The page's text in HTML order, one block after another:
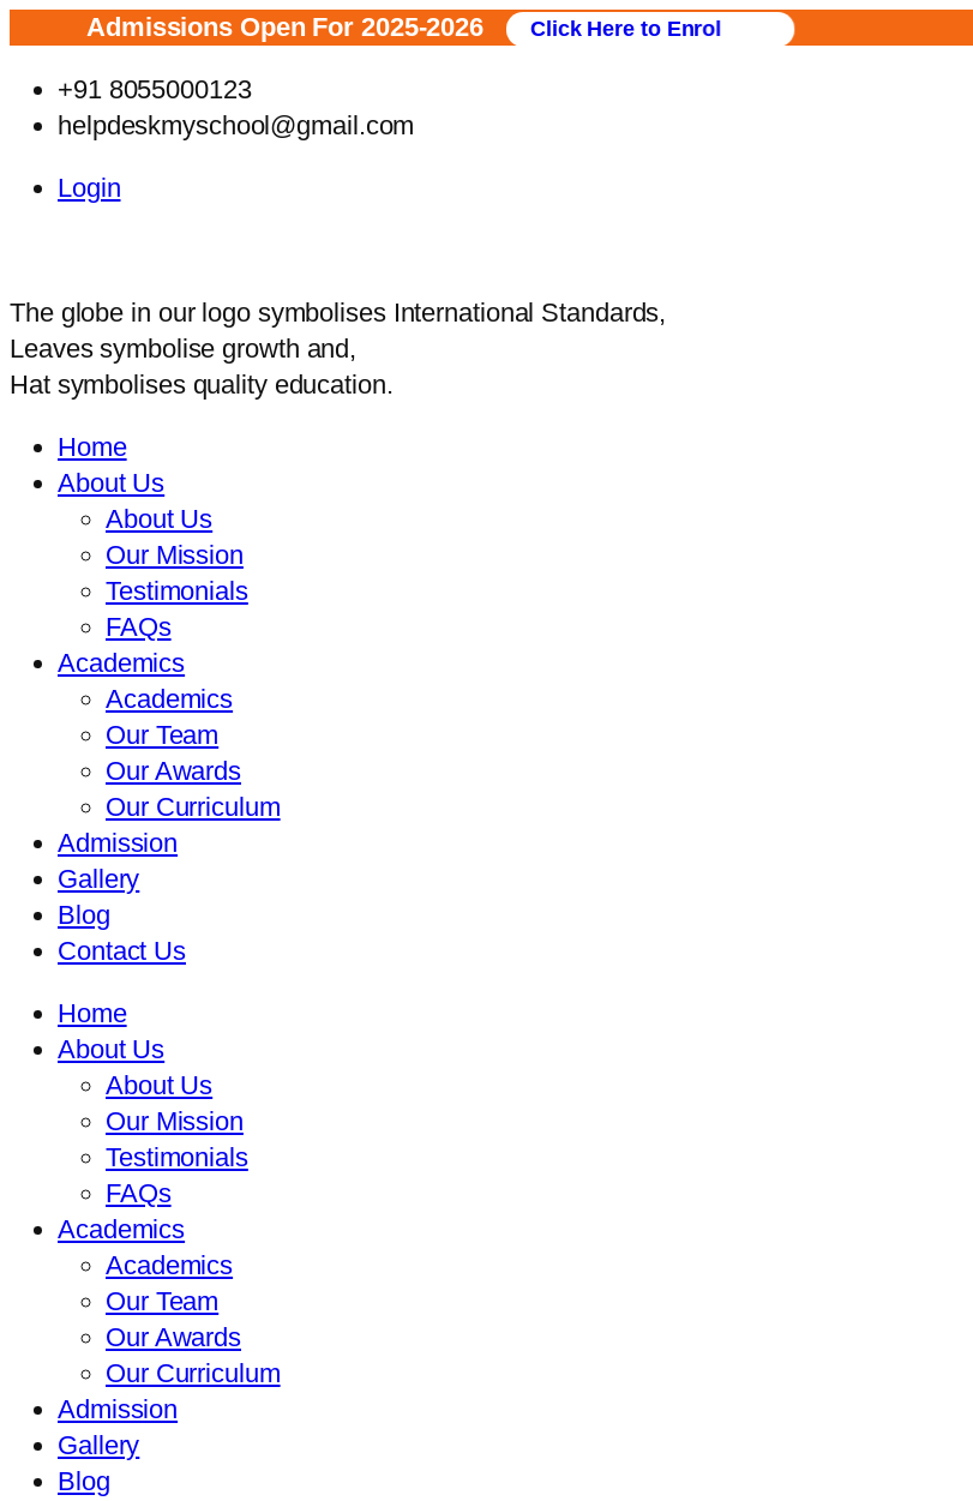
Open For 2025-2026 Click Here to Enrol
+91 8055000123
helpdeskmyschool@gmail.com
Login
The globe in our logo symbolises International Standards,
Leaves symbolise growth and,
Hat symbolises quality education.
Home
About Us
About Us
Our Mission
Testimonials
FAQs
Academics
Academics
Our Team
Our Awards
Our Curriculum
Admission
Gallery
Blog
Contact Us
Home
About Us
About Us
Our Mission
Testimonials
FAQs
Academics
Academics
Our Team
Our Awards
Our Curriculum
Admission
Gallery
Blog